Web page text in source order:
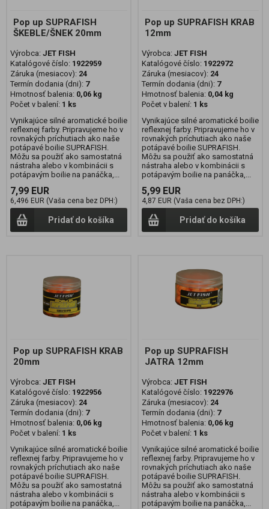
Pop up SUPRAFISH
ŠKEBLE/ŠNEK 20mm
Výrobca: JET FISH
Katalógové číslo: 1922959
Záruka (mesiacov): 24
Termín dodania (dni): 7
Hmotnosť balenia: 0,06 kg
Počet v balení: 1 ks
Vynikajúce silné aromatické boilie
reflexnej farby. Pripravujeme ho v
rovnakých príchutiach ako naše
potápavé boilie SUPRAFISH.
Môžu sa použiť ako samostatná
nástraha alebo v kombinácii s
potápavým boilie na panáčka,...
7,99 EUR
6,496 EUR (Vaša cena bez DPH:)
Pridať do košíka
Pop up SUPRAFISH KRAB
12mm
Výrobca: JET FISH
Katalógové číslo: 1922972
Záruka (mesiacov): 24
Termín dodania (dni): 7
Hmotnosť balenia: 0,04 kg
Počet v balení: 1 ks
Vynikajúce silné aromatické boilie
reflexnej farby. Pripravujeme ho v
rovnakých príchutiach ako naše
potápavé boilie SUPRAFISH.
Môžu sa použiť ako samostatná
nástraha alebo v kombinácii s
potápavým boilie na panáčka,...
5,99 EUR
4,87 EUR (Vaša cena bez DPH:)
Pridať do košíka
Pop up SUPRAFISH KRAB
20mm
Výrobca: JET FISH
Katalógové číslo: 1922956
Záruka (mesiacov): 24
Termín dodania (dni): 7
Hmotnosť balenia: 0,06 kg
Počet v balení: 1 ks
Vynikajúce silné aromatické boilie
reflexnej farby. Pripravujeme ho v
rovnakých príchutiach ako naše
potápavé boilie SUPRAFISH.
Môžu sa použiť ako samostatná
nástraha alebo v kombinácii s
potápavým boilie na panáčka,...
Pop up SUPRAFISH
JATRA 12mm
Výrobca: JET FISH
Katalógové číslo: 1922976
Záruka (mesiacov): 24
Termín dodania (dni): 7
Hmotnosť balenia: 0,06 kg
Počet v balení: 1 ks
Vynikajúce silné aromatické boilie
reflexnej farby. Pripravujeme ho v
rovnakých príchutiach ako naše
potápavé boilie SUPRAFISH.
Môžu sa použiť ako samostatná
nástraha alebo v kombinácii s
potápavým boilie na panáčka,...